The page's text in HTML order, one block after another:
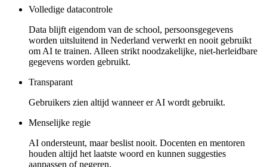
Volledige datacontrole
Data blijft eigendom van de school, persoonsgegevens
worden uitsluitend in Nederland verwerkt en nooit gebruikt
om AI te trainen. Alleen strikt noodzakelijke, niet-herleidbare
gegevens worden gebruikt.
Transparant
Gebruikers zien altijd wanneer er AI wordt gebruikt.
Menselijke regie
AI ondersteunt, maar beslist nooit. Docenten en mentoren
houden altijd het laatste woord en kunnen suggesties
aanpassen of negeren.